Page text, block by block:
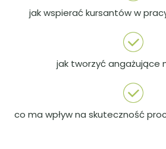
jak wspierać kursantów w
jak tworzyć angażujące
co ma wpływ na skuteczność